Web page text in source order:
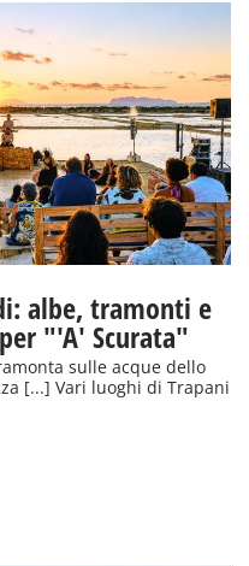
albe, tramonti e
"'A' Scurata"
sulle acque dello
[...] Vari luoghi di Trapani